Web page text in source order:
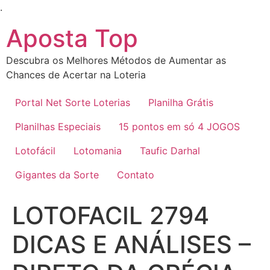
.
conteúdo
Aposta Top
Descubra os Melhores Métodos de Aumentar as
Chances de Acertar na Loteria
Portal Net Sorte Loterias
Planilha Grátis
Planilhas Especiais
15 pontos em só 4 JOGOS
Lotofácil
Lotomania
Taufic Darhal
Gigantes da Sorte
Contato
LOTOFACIL 2794
DICAS E ANÁLISES –